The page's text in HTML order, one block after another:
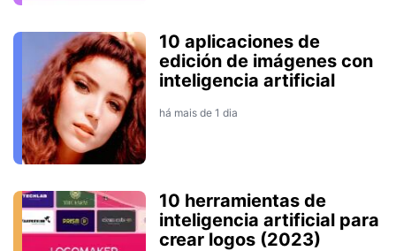
10 aplicaciones de
edición de imágenes con
inteligencia artificial
há mais de 1 dia
10 herramientas de
inteligencia artificial para
crear logos (2023)